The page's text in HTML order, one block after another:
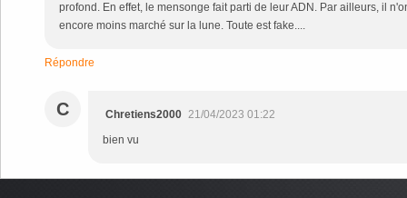
profond. En effet, le mensonge fait parti de leur ADN. Par ailleurs, il
encore moins marché sur la lune. Toute est fake....
Répondre
C Chretiens2000 21/04/2023 01:22
bien vu